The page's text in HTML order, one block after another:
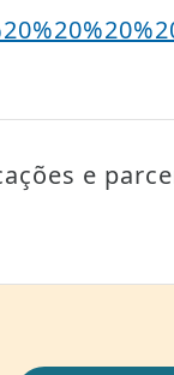
e